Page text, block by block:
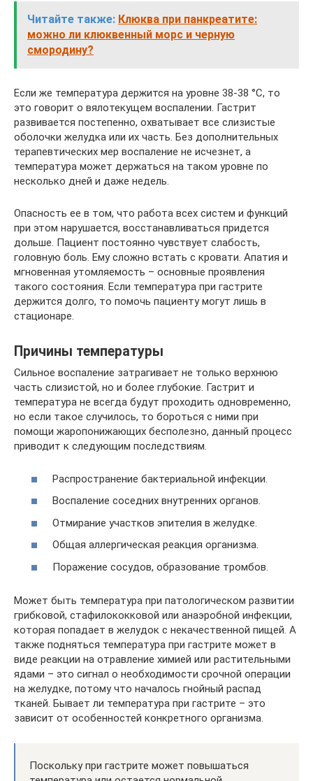
Читайте также: Клюква при панкреатите:
можно ли клюквенный морс и черную
смородину?
Если же температура держится на уровне 38-38 °С, то
это говорит о вялотекущем воспалении. Гастрит
развивается постепенно, охватывает все слизистые
оболочки желудка или их часть. Без дополнительных
терапевтических мер воспаление не исчезнет, а
температура может держаться на таком уровне по
несколько дней и даже недель.
Опасность ее в том, что работа всех систем и функций
при этом нарушается, восстанавливаться придется
дольше. Пациент постоянно чувствует слабость,
головную боль. Ему сложно встать с кровати. Апатия и
мгновенная утомляемость – основные проявления
такого состояния. Если температура при гастрите
держится долго, то помочь пациенту могут лишь в
стационаре.
Причины температуры
Сильное воспаление затрагивает не только верхнюю
часть слизистой, но и более глубокие. Гастрит и
температура не всегда будут проходить одновременно,
но если такое случилось, то бороться с ними при
помощи жаропонижающих бесполезно, данный процесс
приводит к следующим последствиям.
Распространение бактериальной инфекции.
Воспаление соседних внутренних органов.
Отмирание участков эпителия в желудке.
Общая аллергическая реакция организма.
Поражение сосудов, образование тромбов.
Может быть температура при патологическом развитии
грибковой, стафилококковой или анаэробной инфекции,
которая попадает в желудок с некачественной пищей. А
также подняться температура при гастрите может в
виде реакции на отравление химией или растительными
ядами – это сигнал о необходимости срочной операции
на желудке, потому что началось гнойный распад
тканей. Бывает ли температура при гастрите – это
зависит от особенностей конкретного организма.
Поскольку при гастрите может повышаться